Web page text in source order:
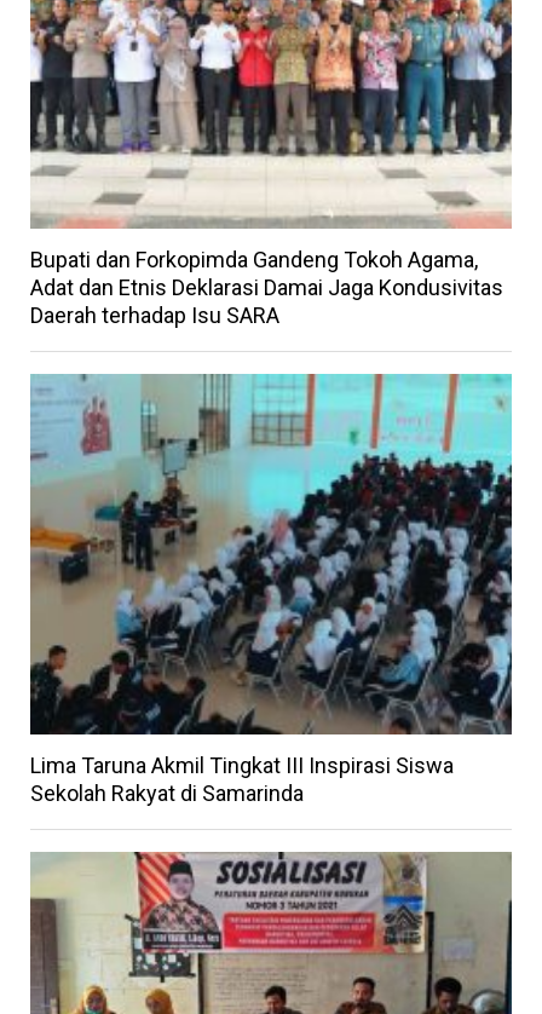
Bupati dan Forkopimda Gandeng Tokoh Agama,
Adat dan Etnis Deklarasi Damai Jaga Kondusivitas
Daerah terhadap Isu SARA
Lima Taruna Akmil Tingkat III Inspirasi Siswa
Sekolah Rakyat di Samarinda